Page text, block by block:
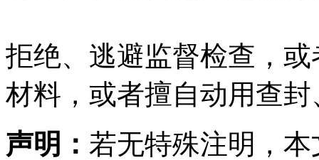
拒绝、逃避监督检查，
材料，或者擅自动用查
声明： 若无特殊注明，